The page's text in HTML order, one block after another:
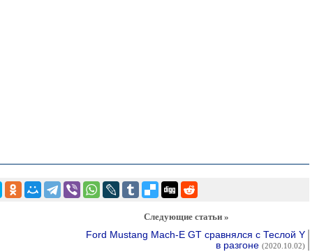
Следующие статьи »
Ford Mustang Mach-E GT сравнялся с Теслой Y
в разгоне (2020.10.02)